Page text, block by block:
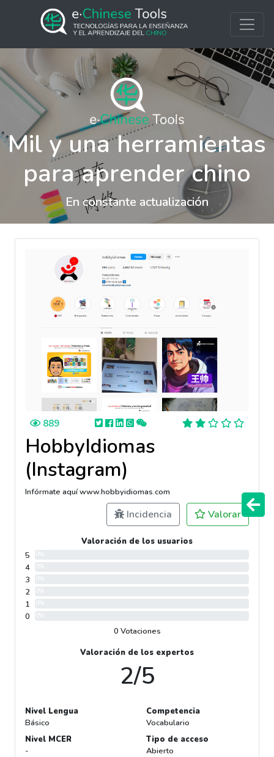
Mil y una herramientas
para aprender chino
En constante actualización
889
HobbyIdiomas
(Instagram)
Infórmate aquí www.hobbyidiomas.com
Incidencia Valorar
Valoración de los usuarios
5
4
3
2
1
0
0 Votaciones
Valoración de los expertos
2/5
Nivel Lengua
Básico
Nivel MCER
-
Competencia
Vocabulario
Tipo de acceso
Abierto